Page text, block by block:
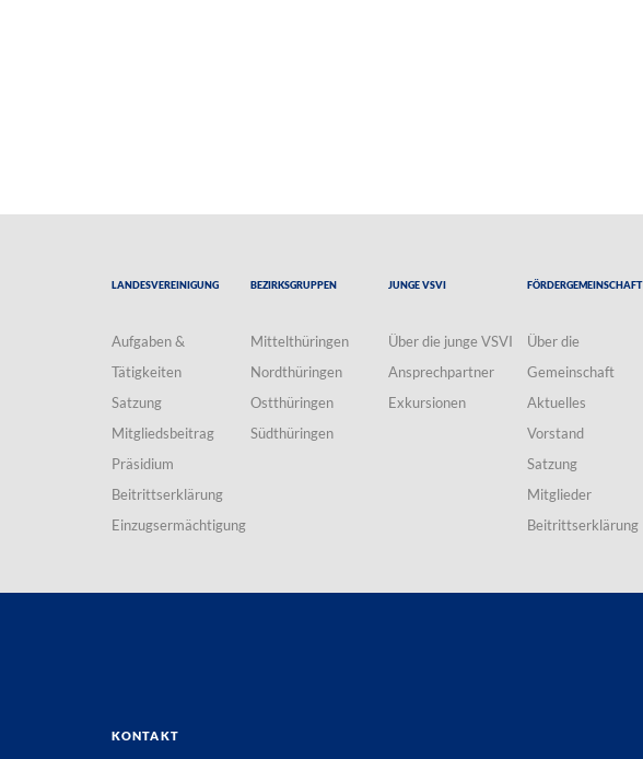
Landesvereinigung
Aufgaben &
Tätigkeiten
Satzung
Mitgliedsbeitrag
Präsidium
Beitrittserklärung
Einzugsermächtigung
Bezirksgruppen
Mittelthüringen
Nordthüringen
Ostthüringen
Südthüringen
Junge VSVI
Über die junge VSVI
Ansprechpartner
Exkursionen
Fördergemeinschaft
Über die
Gemeinschaft
Aktuelles
Vorstand
Satzung
Mitglieder
Beitrittserklärung
Kontakt